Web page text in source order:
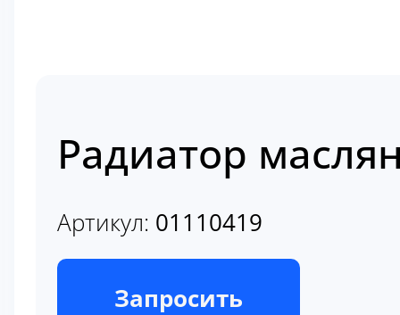
Радиатор
Артикул: 01110419
В наличии
Запросить